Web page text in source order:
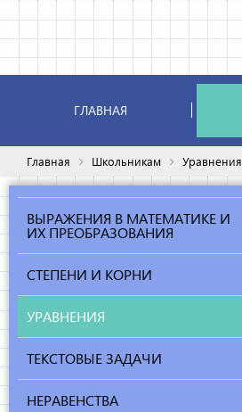
ГЛАВНАЯ
Главная Школьникам Уравнения
ВЫРАЖЕНИЯ В МАТЕМАТИКЕ И
ИХ ПРЕОБРАЗОВАНИЯ
СТЕПЕНИ И КОРНИ
УРАВНЕНИЯ
ТЕКСТОВЫЕ ЗАДАЧИ
НЕРАВЕНСТВА